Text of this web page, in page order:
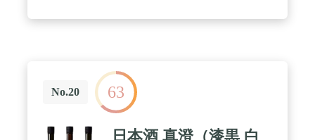
No.20 63
日本酒 真澄（漆黒 白